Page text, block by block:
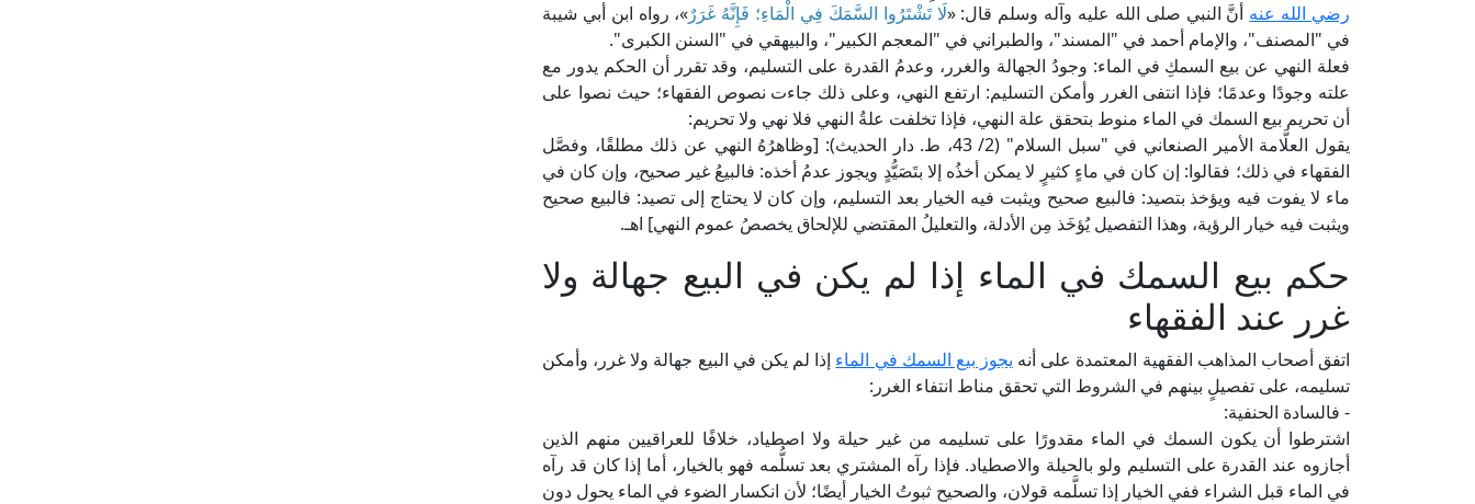
رضي الله عنه أنَّ النبي صلى الله عليه وآله وسلم قال: «لَا تَشْتَرُوا السَّمَكَ فِي الْمَاءِ؛ فَإِنَّهُ غَرَرٌ»، رواه ابن أبي شيبة
في "المصنف"، والإمام أحمد في "المسند"، والطبراني في "المعجم الكبير"، والبيهقي في "السنن الكبرى".
فعلة النهي عن بيع السمكِ في الماء: وجودُ الجهالة والغرر، وعدمُ القدرة على التسليم، وقد تقرر أن الحكم يدور مع
علته وجودًا وعدمًا؛ فإذا انتفى الغرر وأمكن التسليم: ارتفع النهي، وعلى ذلك جاءت نصوص الفقهاء؛ حيث نصوا على
أن تحريم بيع السمك في الماء منوط بتحقق علة النهي، فإذا تخلفت علةُ النهي فلا نهي ولا تحريم:
يقول العلَّامة الأمير الصنعاني في "سبل السلام" (2/ 43، ط. دار الحديث): [وظاهرُهُ النهي عن ذلك مطلقًا، وفصَّل
الفقهاء في ذلك؛ فقالوا: إن كان في ماءٍ كثيرٍ لا يمكن أخذُه إلا بتَصَيُّدٍ ويجوز عدمُ أخذه: فالبيعُ غير صحيح، وإن كان في
ماء لا يفوت فيه ويؤخذ بتصيد: فالبيع صحيح ويثبت فيه الخيار بعد التسليم، وإن كان لا يحتاج إلى تصيد: فالبيع صحيح
ويثبت فيه خيار الرؤية، وهذا التفصيل يُؤخَذ مِن الأدلة، والتعليلُ المقتضي للإلحاق يخصصُ عموم النهي] اهـ.
حكم بيع السمك في الماء إذا لم يكن في البيع جهالة ولا
غرر عند الفقهاء
اتفق أصحاب المذاهب الفقهية المعتمدة على أنه يجوز بيع السمك في الماء إذا لم يكن في البيع جهالة ولا غرر، وأمكن
تسليمه، على تفصيلٍ بينهم في الشروط التي تحقق مناط انتفاء الغرر:
- فالسادة الحنفية:
اشترطوا أن يكون السمك في الماء مقدورًا على تسليمه من غير حيلة ولا اصطياد، خلافًا للعراقيين منهم الذين
أجازوه عند القدرة على التسليم ولو بالحيلة والاصطياد. فإذا رآه المشتري بعد تسلُّمه فهو بالخيار، أما إذا كان قد رآه
في الماء قبل الشراء ففي الخيار إذا تسلَّمه قولان، والصحيح ثبوتُ الخيار أيضًا؛ لأن انكسار الضوء في الماء يحول دون